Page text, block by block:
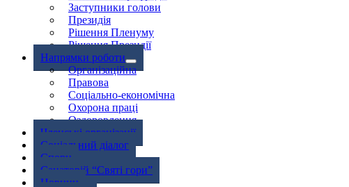
Заступники голови
Президія
Рішення Пленуму
Рішення Президії
Напрямки роботи
Організаційна
Правова
Соціально-економічна
Охорона праці
Оздоровлення
Членські організації
Соціальний діалог
Спори
Санаторій “Святі гори”
Новини